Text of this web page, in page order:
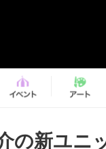
の新ユニ